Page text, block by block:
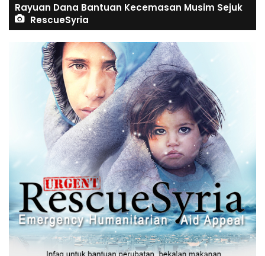
Rayuan Dana Bantuan Kecemasan Musim Sejuk
RescueSyria